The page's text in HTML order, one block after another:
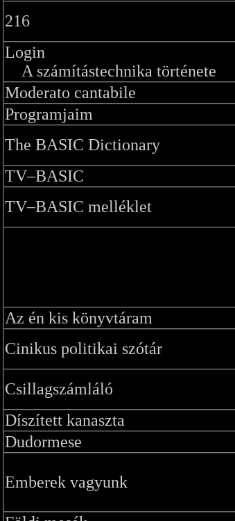
216
Login
A számítástechnika története
Moderato cantabile
Programjaim
The BASIC Dictionary
TV–BASIC
TV–BASIC melléklet
Az én kis könyvtáram
Cinikus politikai szótár
Csillagszámláló
Díszített kanaszta
Dudormese
Emberek vagyunk